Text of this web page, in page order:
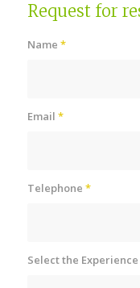
Request for
Name *
Email *
Telephone *
Select the Experience